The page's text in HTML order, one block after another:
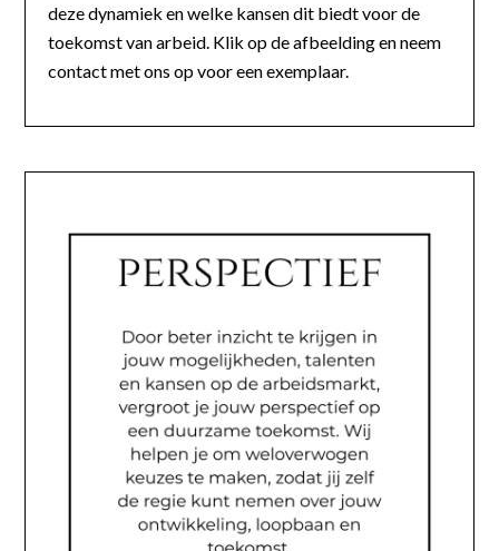
deze dynamiek en welke kansen dit biedt voor de
toekomst van arbeid. Klik op de afbeelding en neem
contact met ons op voor een exemplaar.